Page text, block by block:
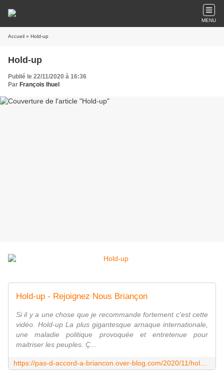
MENU
Accueil » Hold-up
Hold-up
Publié le 22/11/2020 à 16:36
Par François Ihuel
Hold-up - Rejoignez Nous Briançon
Si il y a une chose que je recommande fortement c'est cette
vidéo. Hold-up La plus gigantesque arnaque internationale,
une maladie politique provoquée et entretenue pour
maitriser les peuples. Ç...